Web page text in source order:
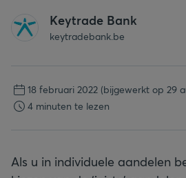
Keytrade Bank
keytradebank.be
18 februari 2022 (bijgewerkt op 29
4 minuten te lezen
Als u in individuele aandelen